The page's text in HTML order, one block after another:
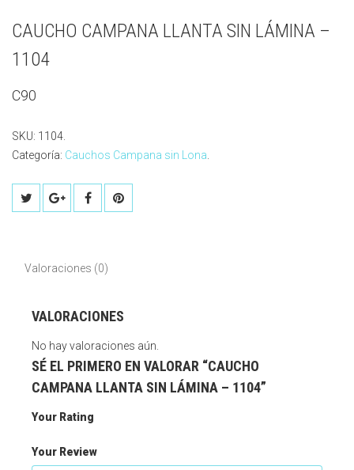
CAUCHO CAMPANA LLANTA SIN LÁMINA –
1104
C90
SKU: 1104
Categoría: Cauchos Campana sin Lona
Valoraciones (0)
VALORACIONES
No hay valoraciones aún.
SÉ EL PRIMERO EN VALORAR “CAUCHO
CAMPANA LLANTA SIN LÁMINA – 1104”
Your Rating
Your Review